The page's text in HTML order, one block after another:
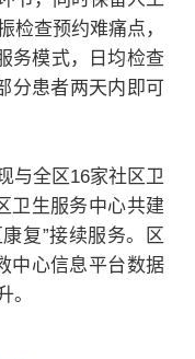
检查预约难痛点，
务模式，日均检查
分患者两天内即可
与全区16家社区卫
卫生服务中心共建
复”接续服务。区
中心信息平台数据
。